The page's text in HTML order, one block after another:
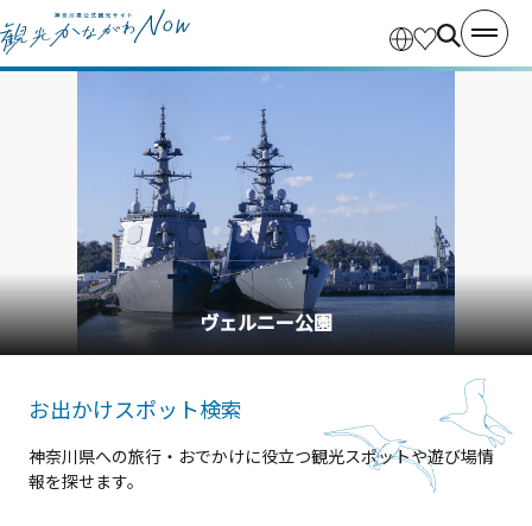
ヴェルニー公園
お出かけスポット検索
神奈川県への旅行・おでかけに役立つ観光スポットや遊び場情
報を探せます。